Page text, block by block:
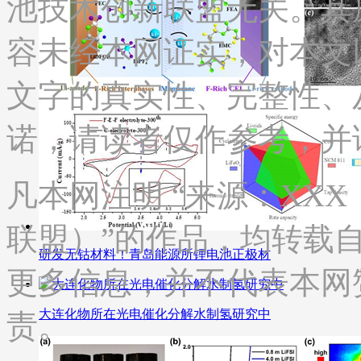
研发无钴材料！青岛能源所锂电池正极材
大连化物所在光电催化分解水制氢研究中
池技术创新联盟无关。
容未经本网证实，对本
文字的真实性、完整性
诺，请读者仅作参考，
凡本网注明 “来源：
联盟）”的作品，均转载
更多信息，并不代表本
责。